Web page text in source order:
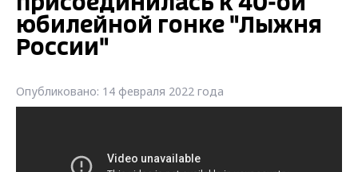
юбилейной гонке "Лыжня
России"
Опубликовано: 14 февраля 2022 года